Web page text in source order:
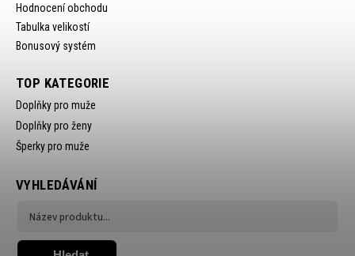
Hodnocení obchodu
Tabulka velikostí
Bonusový systém
TOP KATEGORIE
Doplňky pro muže
Doplňky pro ženy
Šperky pro muže
VYHLEDÁVÁNÍ